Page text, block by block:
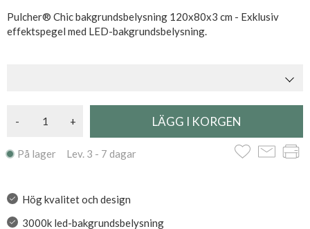
Pulcher® Chic bakgrundsbelysning 120x80x3 cm - Exklusiv
effektspegel med LED-bakgrundsbelysning.
- +
På lager Lev. 3 - 7 dagar
Hög kvalitet och design
3000k led-bakgrundsbelysning